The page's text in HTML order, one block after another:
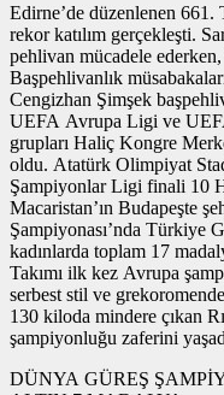
Edirne’de düzenlenen 661.
rekor katılım gerçekleşti.
pehlivan mücadele
Başpehlivanlık
Cengizhan Şimşek
UEFA Avrupa Ligi ve
grupları Haliç Kongre
oldu. Atatürk Olimpiyat
Şampiyonlar Ligi finali 10
Macaristan’ın Budapeşte
Şampiyonası’nda Türkiye
kadınlarda toplam 17
Takımı ilk kez Avrupa
serbest stil ve
130 kiloda mindere çıkan
şampiyonluğu zaferini
DÜNYA GÜREŞ